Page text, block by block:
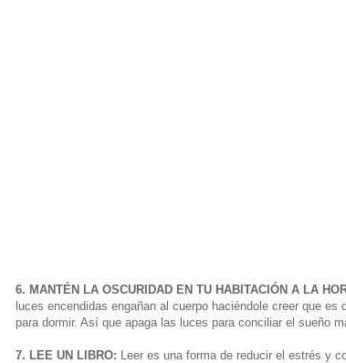
6. MANTÉN LA OSCURIDAD EN TU HABITACIÓN A LA
luces encendidas engañan al cuerpo haciéndole creer que es
para dormir. Así que apaga las luces para conciliar el sueño
7. LEE UN LIBRO: Leer es una forma de reducir el estrés y